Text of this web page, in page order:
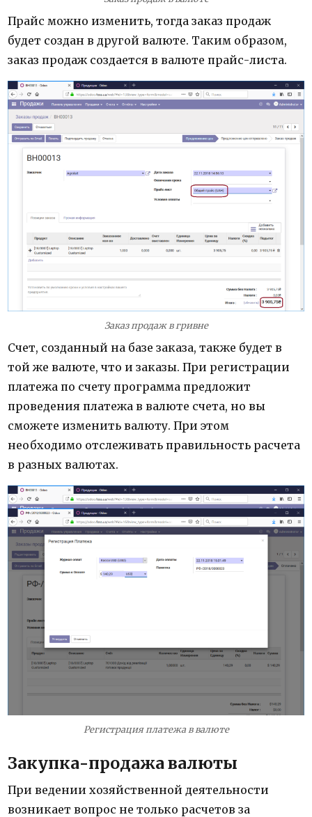
Прайс можно изменить, тогда заказ продаж
будет создан в другой валюте. Таким образом,
заказ продаж создается в валюте прайс-листа.
Заказ продаж в гривне
Счет, созданный на базе заказа, также будет в
той же валюте, что и заказы. При регистрации
платежа по счету программа предложит
проведения платежа в валюте счета, но вы
сможете изменить валюту. При этом
необходимо отслеживать правильность расчета
в разных валютах.
Регистрация платежа в валюте
Закупка-продажа валюты
При ведении хозяйственной деятельности
возникает вопрос не только расчетов за